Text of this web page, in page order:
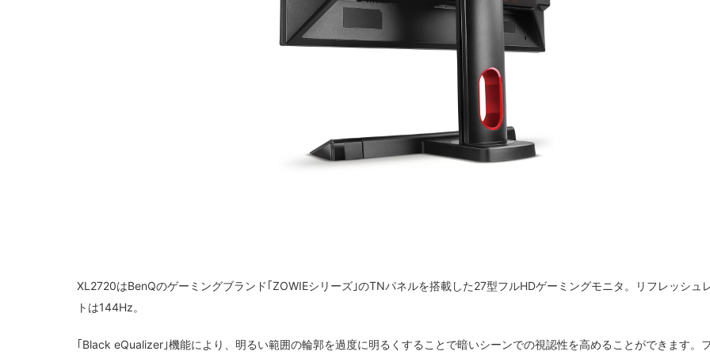
XL2720はBenQのゲーミングブランド｢ZOWIEシリーズ｣のTNパネルを搭載した27型フルHDゲーミングモニタ。リフレッシュ
トは144Hz。
｢Black eQualizer｣機能により、明るい範囲の輪郭を過度に明るくすることで暗いシーンでの視認性を高めることができます。